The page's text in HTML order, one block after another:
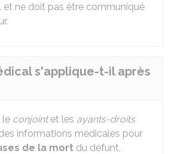
et ne doit pas être communiqué
s'applique-t-il après
le conjointet les ayants-droits
informations médicales pour
de la mort du défunt,